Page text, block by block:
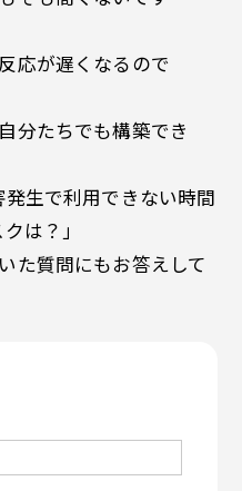
応が遅くなるので
分たちでも構築でき
生で利用できない時間
は？」
た質問にもお答えして